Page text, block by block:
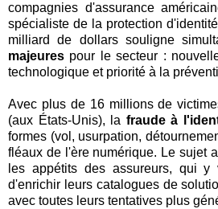
compagnies d'assurance
spécialiste de la protection
milliard de dollars souligne
majeures pour le secteur :
technologique et priorité à la
Avec plus de 16 millions de
(aux États-Unis), la fraude à
formes (vol, usurpation,
fléaux de l'ère numérique. Le sujet
les appétits des assureurs, qui y
d'enrichir leurs catalogues de
avec toutes leurs tentatives plus